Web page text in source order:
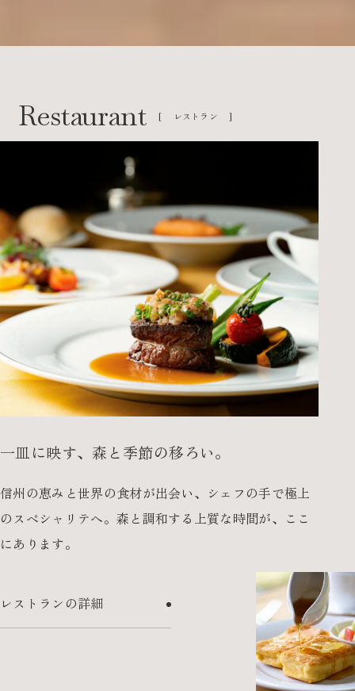
レストラン
一皿に映す、森と季節の移ろい。
信州の恵みと世界の食材が出会い、シェフの手で極上
のスペシャリテへ。森と調和する上質な時間が、 ここ
にあります。
レストランの詳細